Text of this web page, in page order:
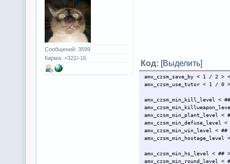
Сообщений: 3599
Карма: +321/-16
Код: [Выделить]
amx_czsm_save_by < 1 /
amx_czsm_use_tutor < 1 /
amx_czsm_min_kill_level
amx_czsm_min_win_level
amx_czsm_min_hs_level <